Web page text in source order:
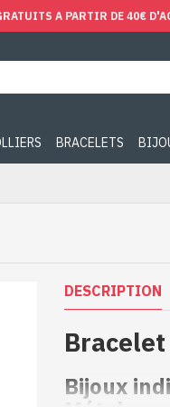
A PARTIR DE 40€
BRACELETS
DESCRIPTION
Bijoux